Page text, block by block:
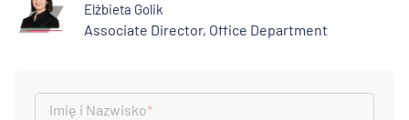
Elżbieta Golik
Associate Director, Office Department
Imię i Nazwisko*